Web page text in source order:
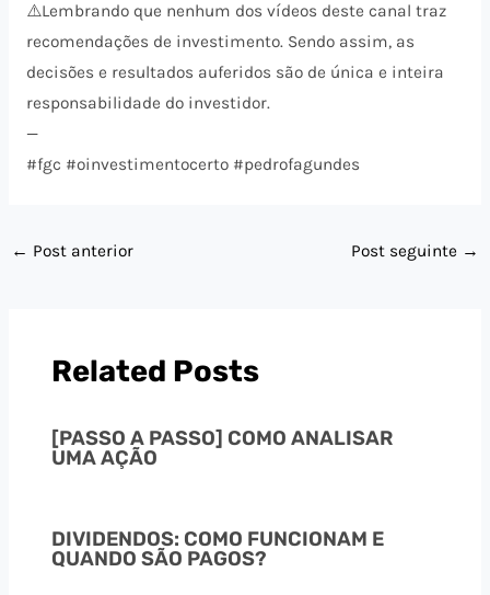
⚠️​Lembrando que nenhum dos vídeos deste canal traz
recomendações de investimento. Sendo assim, as
decisões e resultados auferidos são de única e inteira
responsabilidade do investidor.
—
#fgc #oinvestimentocerto #pedrofagundes
← Post anterior Post seguinte →
Related Posts
[PASSO A PASSO] COMO ANALISAR
UMA AÇÃO
DIVIDENDOS: COMO FUNCIONAM E
QUANDO SÃO PAGOS?